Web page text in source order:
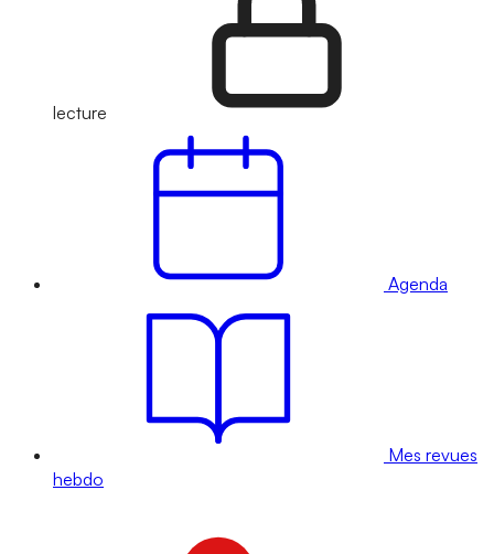
lecture
Agenda
Mes revues
hebdo